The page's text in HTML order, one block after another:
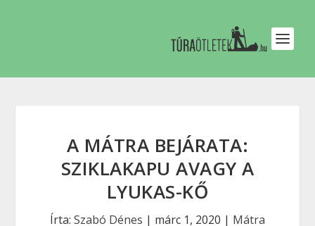
A MÁTRA BEJÁRATA:
SZIKLAKAPU AVAGY A
LYUKAS-KŐ
Írta: Szabó Dénes | márc 1, 2020 | Mátra